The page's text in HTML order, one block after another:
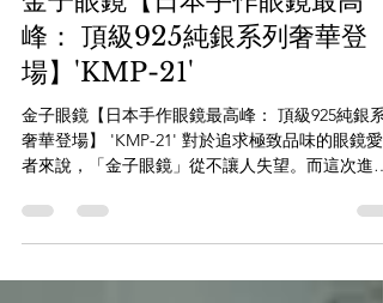
7月27日
金子眼鏡【日本手作眼鏡最高
峰： 頂級925純銀系列奢華登
場】'KMP-21'
金子眼鏡【日本手作眼鏡最高峰： 頂級925純銀系
者來說，「金子眼鏡」從不讓人失望。而這次進駐
的 KMP-21，更是將日本鯖江的傳統手作工藝，推